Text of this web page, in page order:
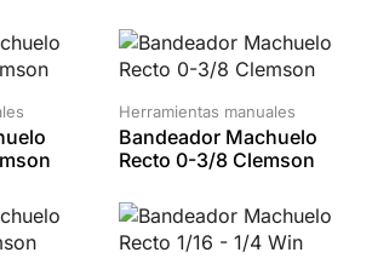
Herramientas manuales
Bandeador Machuelo
Recto 0-3/8 Clemson